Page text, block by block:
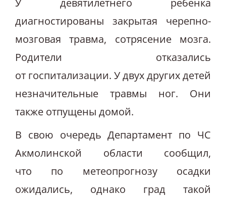
У девятилетнего ребенка
диагностированы закрытая черепно-
мозговая травма, сотрясение мозга.
Родители отказались
от госпитализации. У двух других детей
незначительные травмы ног. Они
также отпущены домой.
В свою очередь Департамент по ЧС
Акмолинской области сообщил,
что по метеопрогнозу осадки
ожидались, однако град такой